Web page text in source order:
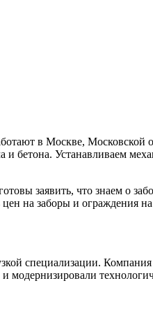
в Москве, Московской
бетона. Устанавливаем
заявить, что знаем о
цен на заборы и ограждения
специализации.
модернизировали